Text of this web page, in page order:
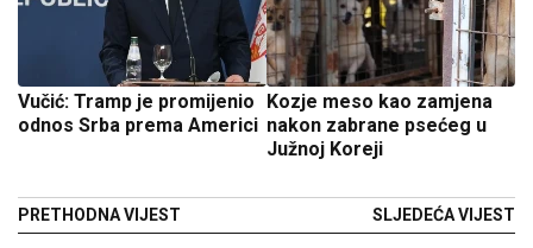
Vučić: Tramp je promijenio
odnos Srba prema Americi
PRETHODNA VIJEST
Kozje meso kao zamjena
nakon zabrane psećeg u
Južnoj Koreji
SLJEDEĆA VIJEST